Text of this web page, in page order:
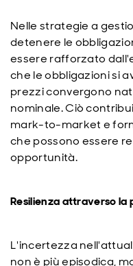
Nelle strategie a
detenere le
essere rafforzato
che le obbligazioni si
prezzi convergono
nominale. Ciò
mark-to-market e
che possono essere
opportunità.
Resilienza attraverso
L'incertezza
non è più episodica,